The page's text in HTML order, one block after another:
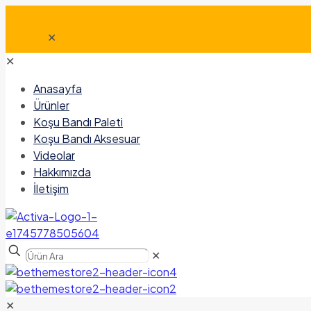
✕
✕
Anasayfa
Ürünler
Koşu Bandı Paleti
Koşu Bandı Aksesuar
Videolar
Hakkımızda
İletişim
✕
✕